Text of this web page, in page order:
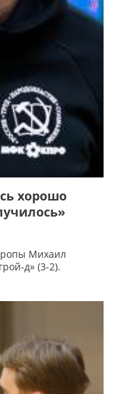
хорошо
Михаил
д» (3-2).